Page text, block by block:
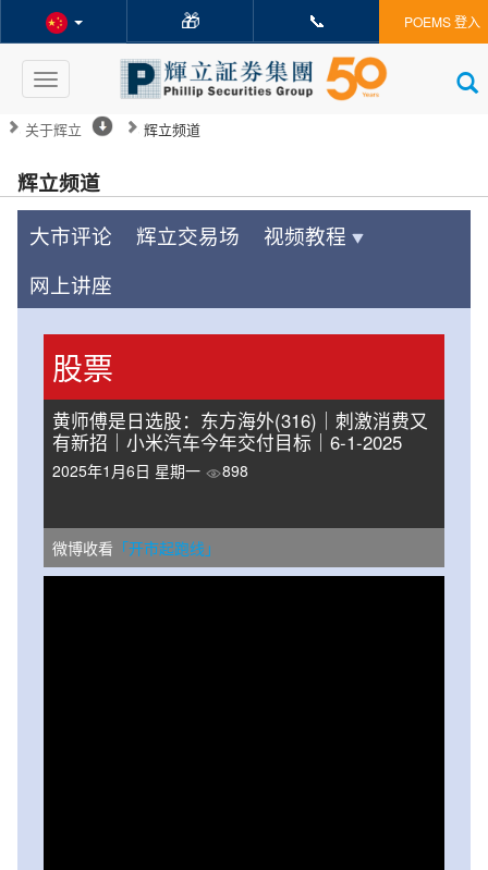
🎁 📞 POEMS 登入
Toggle
navigation
关于辉立 辉立频道
辉立频道
大市评论 辉立交易场
视频教程
网上讲座
股票
黄师傅是日选股：东方海外(316)｜刺激消费又
有新招｜小米汽车今年交付目标｜6-1-2025
2025年1月6日 星期一 898
微博收看 「开市起跑线」